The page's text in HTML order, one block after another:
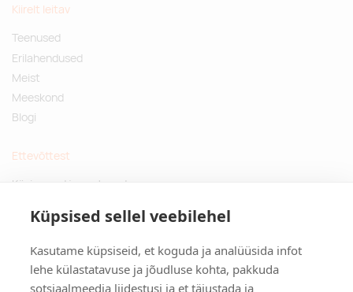
Küpsised sellel veebilehel
Kasutame küpsiseid, et koguda ja analüüsida infot
lehe külastatavuse ja jõudluse kohta, pakkuda
sotsiaalmeedia liidestusi ja et täiustada ja
Kiirelt leitav
Teenused
Erilahendused
Meist
Meeskond
Blogi
Ettevõttest
Küsimused ja vastused
Privaatsuspoliitika
Kontakt